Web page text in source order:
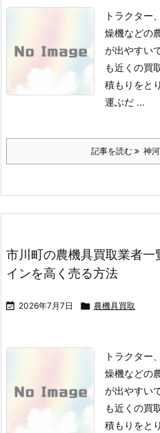
トラクター
燥機などの
が出やすい
も近くの買
積もりをと
運ぶだ ...
記事を読む 神
市川町の農機具買取業者
インを高く売る方法
 2026年7月7日  農機具買取
トラクター
燥機などの
が出やすい
も近くの買
積もりをと